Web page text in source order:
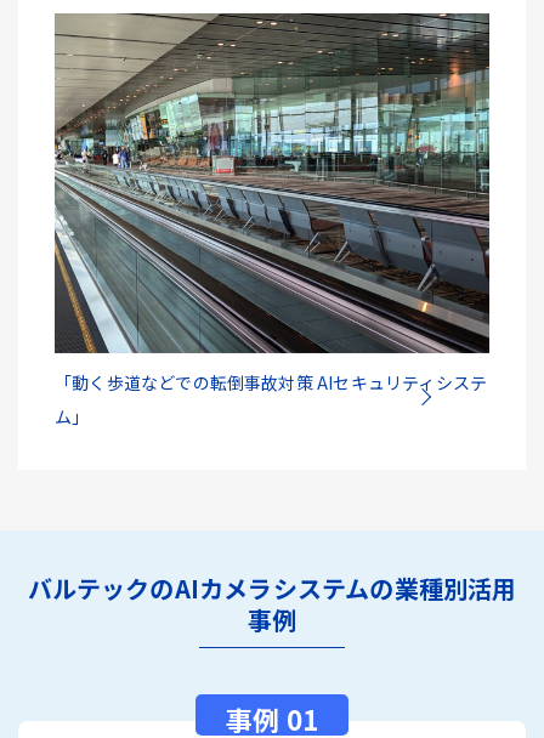
「動く歩道などでの転倒事故対策 AIセキュリティシステ
ム」
バルテックのAIカメラシステムの業種別活用
事例